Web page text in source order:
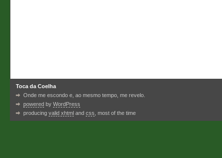
Toca da Coelha
Onde me escondo e, ao mesmo tempo, me revelo.
powered by WordPress
producing valid xhtml and css, most of the time